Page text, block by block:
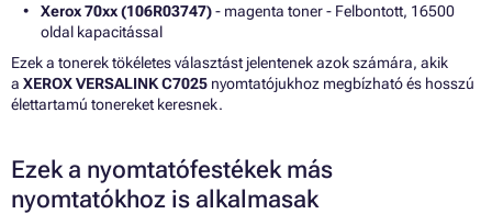
Xerox 70xx (106R03747)- magenta toner - Felbontott, 16500
oldal kapacitással
Ezek a tonerek tökéletes választást jelentenek azok számára, akik
a XEROX VERSALINK C7025 nyomtatójukhoz megbízható és hosszú
élettartamú tonereket keresnek.
Ezek a nyomtatófestékek más
nyomtatókhoz is alkalmasak